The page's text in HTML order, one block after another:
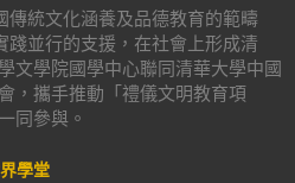
傳統文化涵養及品德教育的範疇
踐並行的支援，在社會上形成清
文學院國學中心聯同清華大學中國
，攜手推動「禮儀文明教育項
同參與。
學堂